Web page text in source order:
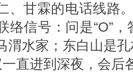
、甘霖的电话线路
络信号：问是“O”
渭水家；东白山是
进到深夜，会后各